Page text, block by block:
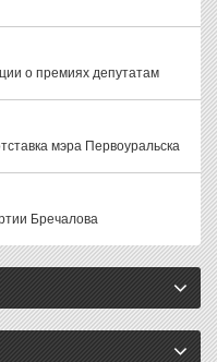
о премиях депутатам
мэра Первоуральска
Бречалова